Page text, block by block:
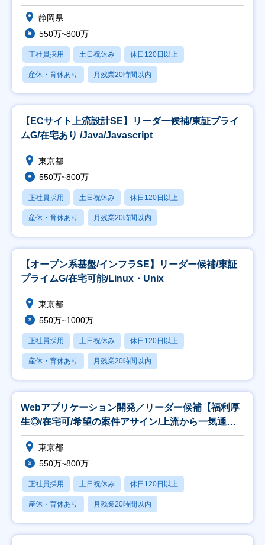
静岡県
550万~800万
正社員採用 土日祝休み 休日120日以上
産休・育休あり 月残業20時間以内
【ECサイト上流設計SE】リーダー候補/東証プライ
ムG/在宅あり /Java/Javascript
東京都
550万~800万
正社員採用 土日祝休み 休日120日以上
産休・育休あり 月残業20時間以内
【オープン系基盤/インフラSE】リーダー候補/東証
プライムG/在宅可能/Linux・Unix
東京都
550万~1000万
正社員採用 土日祝休み 休日120日以上
産休・育休あり 月残業20時間以内
Webアプリケーション開発／リーダー候補【福利厚
生◎/在宅可/希望の案件アサイン/上流から一気通
貫】
東京都
550万~800万
正社員採用 土日祝休み 休日120日以上
産休・育休あり 月残業20時間以内